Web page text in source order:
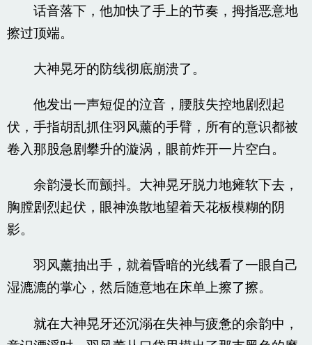
话音落下，他加快了手上的节奏，拇指恶意地
擦过顶端。
大神晃牙的防线彻底崩溃了。
他发出一声短促的泣音，腰肢失控地剧烈起
伏，手指胡乱抓住羽风薰的手臂，所有的意识都被
卷入那股急剧攀升的漩涡，眼前炸开一片空白。
余韵漫长而颤抖。大神晃牙脱力地瘫软下去，
胸膛剧烈起伏，眼神涣散地望着天花板模糊的阴
影。
羽风薰抽出手，就着昏暗的光线看了一眼自己
湿漉漉的掌心，然后随意地在床单上擦了擦。
就在大神晃牙还沉溺在失神与疲惫的余韵中，